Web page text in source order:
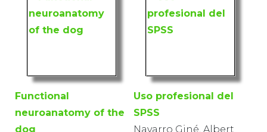
Functional
neuroanatomy of the
dog
Uso profesional del
SPSS
Navarro Giné, Albert